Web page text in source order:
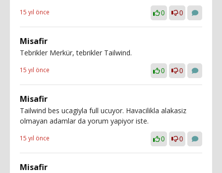
15 yıl önce 0 0
Misafir
Tebrikler Merkür, tebrikler Tailwind.
15 yıl önce 0 0
Misafir
Tailwind bes ucagiyla full ucuyor. Havacilikla alakasiz
olmayan adamlar da yorum yapiyor iste.
15 yıl önce 0 0
Misafir